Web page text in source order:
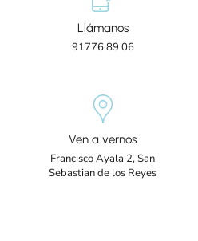
Llámanos
91776 89 06
Ven a vernos
Francisco Ayala 2, San
Sebastian de los Reyes